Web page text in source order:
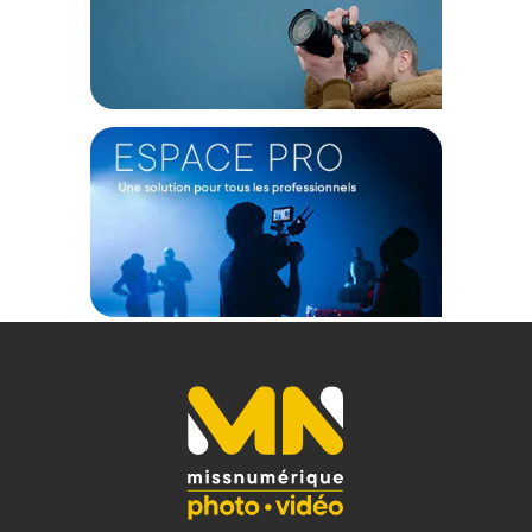
de bureau ou un enregistreur externe.
Marque : Audio Technica
Modèle : AT 2020
Poids 345 g
Dimensions : 162 mm de long, Diamètre maximum du corps
52 mm
Capsule : statique à électret
Directivité : cardioïde
Réponse en Fréquence : 20-20 000 Hz
Dynamique : 124 dB, 1 kHz à SPL max
Rapport signal/bruit : 74 dB, 1 kHz à 1 Pa
Alimentation fantôme : 48V CC, 2 mA typiques
Connecteur de Sortie : Type XLRM 3 broches intégré
CONTENU DU CARTON